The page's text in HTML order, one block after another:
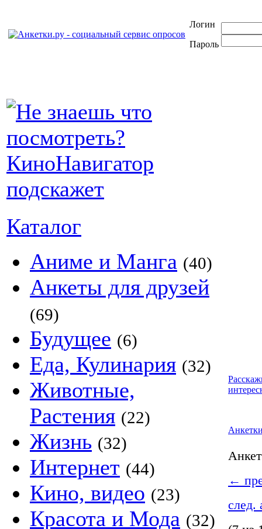
Логин
Пароль
Каталог
Аниме и Манга (40)
Анкеты для друзей
(69)
Будущее (6)
Еда, Кулинария (32)
Животные,
Растения (22)
Жизнь (32)
Интернет (44)
Кино, видео (23)
Красота и Мода (32)
←
след.